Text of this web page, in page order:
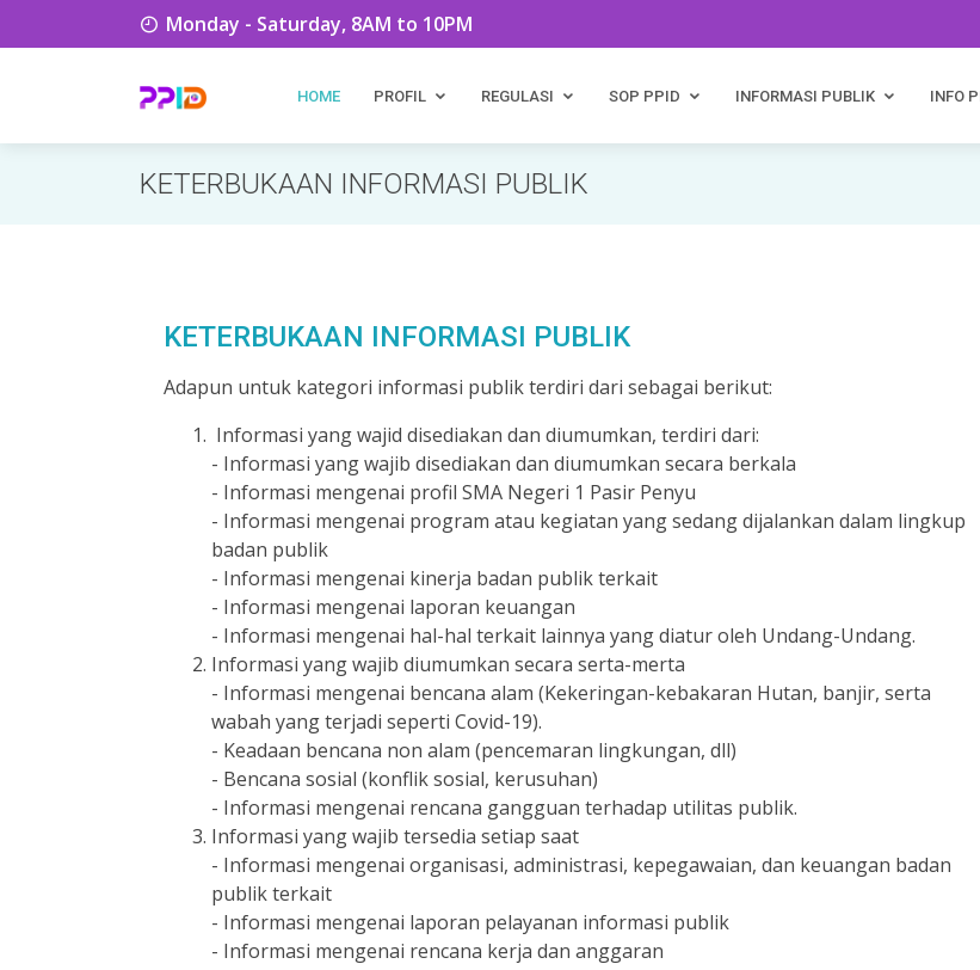
Monday - Saturday, 8AM to 10PM
HOME PROFIL REGULASI SOP PPID INFORMASI PUBLIK INFO
KETERBUKAAN INFORMASI PUBLIK
KETERBUKAAN INFORMASI PUBLIK
Adapun untuk kategori informasi publik terdiri dari sebagai berikut:
Informasi yang wajid disediakan dan diumumkan, terdiri dari:
- Informasi yang wajib disediakan dan diumumkan secara berkala
- Informasi mengenai profil SMA Negeri 1 Pasir Penyu
- Informasi mengenai program atau kegiatan yang sedang dijalankan dalam lingkup
badan publik
- Informasi mengenai kinerja badan publik terkait
- Informasi mengenai laporan keuangan
- Informasi mengenai hal-hal terkait lainnya yang diatur oleh Undang-Undang.
Informasi yang wajib diumumkan secara serta-merta
- Informasi mengenai bencana alam (Kekeringan-kebakaran Hutan, banjir, serta
wabah yang terjadi seperti Covid-19).
- Keadaan bencana non alam (pencemaran lingkungan, dll)
- Bencana sosial (konflik sosial, kerusuhan)
- Informasi mengenai rencana gangguan terhadap utilitas publik.
Informasi yang wajib tersedia setiap saat
- Informasi mengenai organisasi, administrasi, kepegawaian, dan keuangan badan
publik terkait
- Informasi mengenai laporan pelayanan informasi publik
- Informasi mengenai rencana kerja dan anggaran